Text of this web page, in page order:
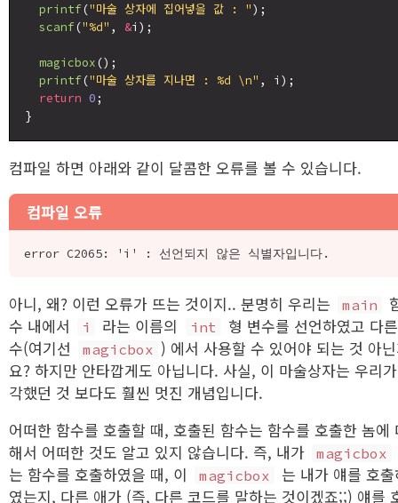
printf ("마술 상자에 집어넣을 값 : ");
scanf ("%d" , &i);
magicbox ();
printf ("마술 상자를 지나면 : %d \n" , i);
return 0 ;
컴파일 하면 아래와 같이 달콤한 오류를 볼 수 있습니다.
컴파일 오류
아니, 왜? 이런 오류가 뜨는 것이지.. 분명히 우리는 main
수 내에서
i 라는 이름의 int
형 변수를 선언하였고 다
수(여기선
magicbox ) 에서 사용할 수 있어야 되는 것 아
요? 하지만 안타깝게도 아닙니다. 사실, 이 마술상자는 우리
각했던 것 보다도 훨씬 멋진 개념입니다.
어떠한 함수를 호출할 때, 호출된 함수는 함수를 호출한 놈에
해서 어떠한 것도 알고 있지 않습니다. 즉, 내가
magicbox
는 함수를 호출하였을 때, 이
magicbox
는 내가 얘를 호
였는지, 다른 애가 (즉, 다른 코드를 말하는 것이겠죠;;) 얘를